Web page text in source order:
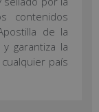
contenidos
de la
garantiza la
país